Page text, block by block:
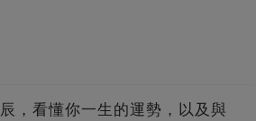
，看懂你一生的運勢，以及與